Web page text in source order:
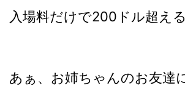
入場料だけで200ドル超え
あぁ、お姉ちゃんのお友達